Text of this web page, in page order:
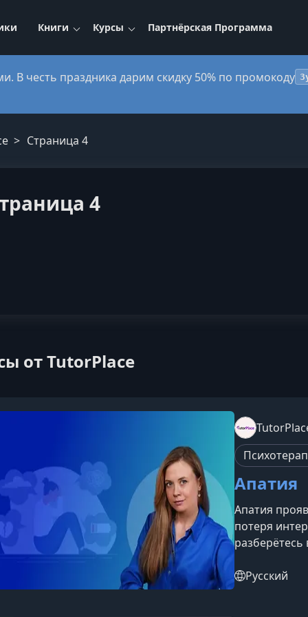
Книги Курсы Партнёрская Программа
В честь праздника дарим скидку 50% по промокоду
Страница 4
4
от TutorPlace
Апатия
Апатия
потеря
разберётесь
почему
жизненных
Русский